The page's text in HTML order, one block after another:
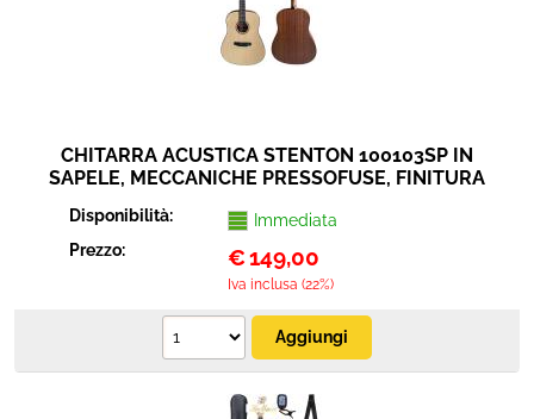
CHITARRA ACUSTICA STENTON 100103SP IN
SAPELE, MECCANICHE PRESSOFUSE, FINITURA
Disponibilità:
Immediata
Prezzo:
€149,00
Iva inclusa (22%)